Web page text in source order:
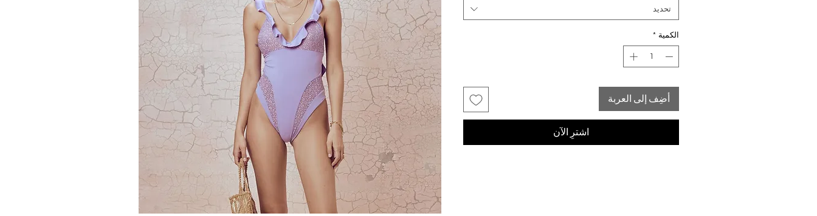
تحديد
الكمية *
أضِف إلى العربة
اشترِ الآن